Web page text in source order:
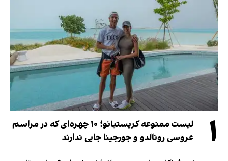
۱
لیست ممنوعه کریستیانو؛ ۱۰ چهره‌ای که در مراسم
عروسی رونالدو و جورجینا جایی ندارند